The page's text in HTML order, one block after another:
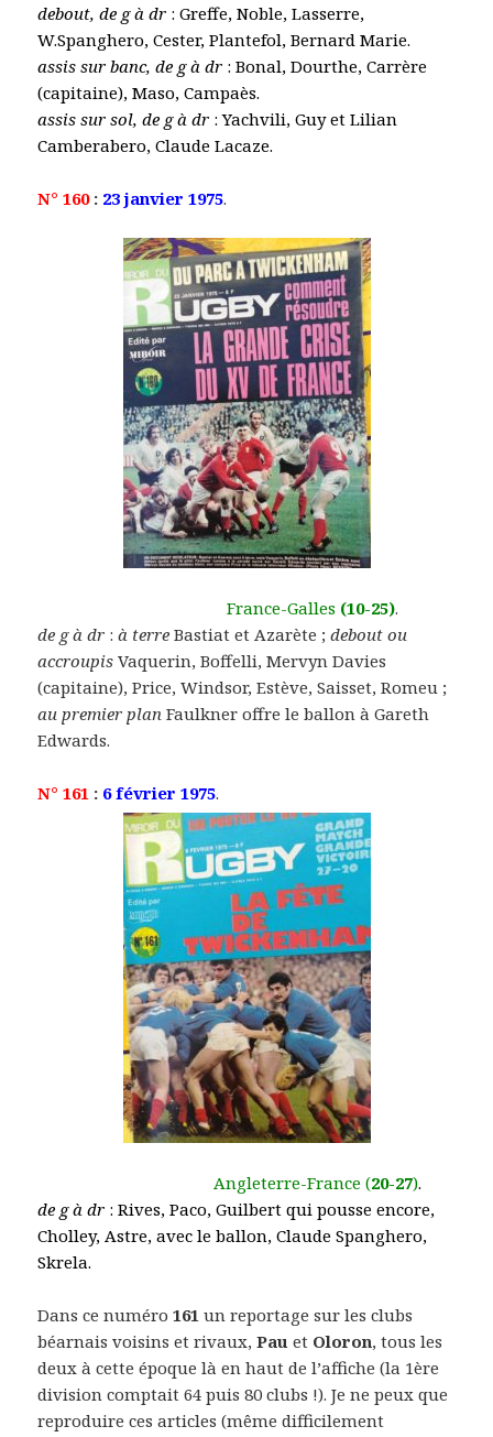
debout, de g à dr : Greffe, Noble, Lasserre,
W.Spanghero, Cester, Plantefol, Bernard Marie.
assis sur banc, de g à dr : Bonal, Dourthe, Carrère
(capitaine), Maso, Campaès.
assis sur sol, de g à dr : Yachvili, Guy et Lilian
Camberabero, Claude Lacaze.
N° 160: 23 janvier 1975.
France-Galles (10-25).
de g à dr :à terre Bastiat et Azarète ;debout ou
accroupis Vaquerin, Boffelli, Mervyn Davies
(capitaine), Price, Windsor, Estève, Saisset, Romeu ;
au premier plan Faulkner offre le ballon à Gareth
Edwards.
N° 161 : 6 février 1975.
Angleterre-France (20-27).
de g à dr : Rives, Paco, Guilbert qui pousse encore,
Cholley, Astre, avec le ballon, Claude Spanghero,
Skrela.
Dans ce numéro161 un reportage sur les clubs
béarnais voisins et rivaux,Pau et Oloron, tous les
deux à cette époque là en haut de l’affiche (la 1ère
division comptait 64 puis 80 clubs !). Je ne peux que
reproduire ces articles (même difficilement